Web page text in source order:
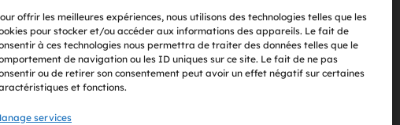
offrir les meilleures expériences, nous utilisons des technologies telles que les
pour stocker et/ou accéder aux informations des appareils. Le fait de
à ces technologies nous permettra de traiter des données telles que le
de navigation ou les ID uniques sur ce site. Le fait de ne pas
ou de retirer son consentement peut avoir un effet négatif sur certaines
et fonctions.
services